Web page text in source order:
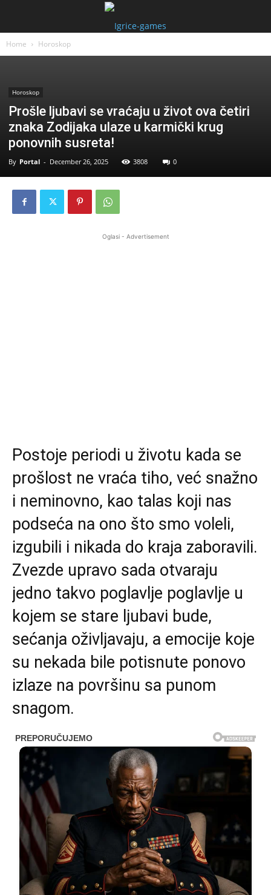
Home Horoskop
Horoskop
Prošle ljubavi se vraćaju u život ova četiri
znaka Zodijaka ulaze u karmički krug
ponovnih susreta!
By Portal - December 26, 2025 3808 0
Oglasi - Advertisement
Postoje periodi u životu kada se
prošlost ne vraća tiho, već snažno
i neminovno, kao talas koji nas
podseća na ono što smo voleli,
izgubili i nikada do kraja zaboravili.
Zvezde upravo sada otvaraju
jedno takvo poglavlje poglavlje u
kojem se stare ljubavi bude,
sećanja oživljavaju, a emocije koje
su nekada bile potisnute ponovo
izlaze na površinu sa punom
snagom.